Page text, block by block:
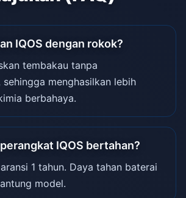
IQOS dengan rokok?
tembakau tanpa
sehingga menghasilkan lebih
berbahaya.
IQOS bertahan?
1 tahun. Daya tahan baterai
model.